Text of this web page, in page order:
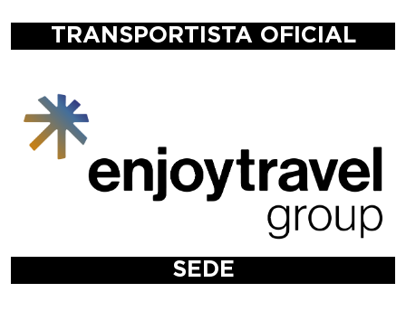
TRANSPORTISTA OFICIAL
SEDE